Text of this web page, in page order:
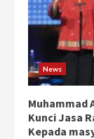
News
Muhammad
Kunci Jasa
Kepada